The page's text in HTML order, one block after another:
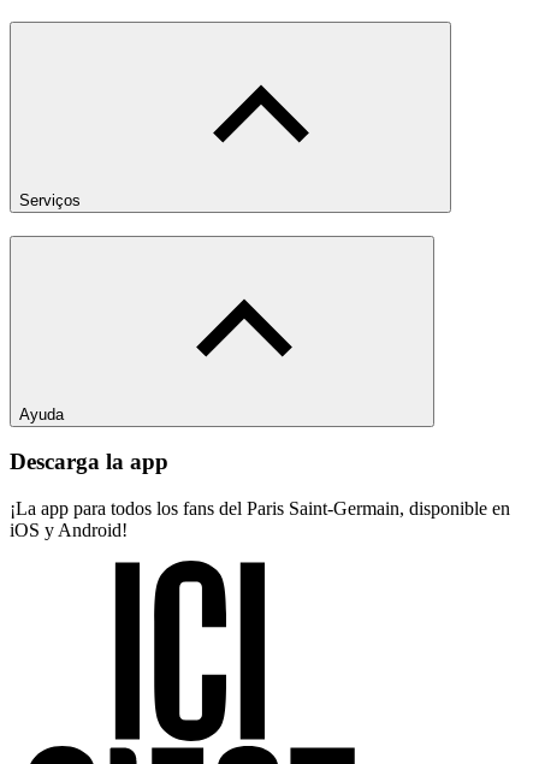
Serviços
Ayuda
Descarga la app
¡La app para todos los fans del Paris Saint-Germain, disponible en
iOS y Android!